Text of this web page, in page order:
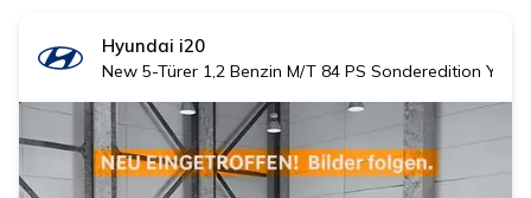
Hyundai i20
New 5-Türer 1,2 Benzin M/T 84 PS Sonderedition YES!